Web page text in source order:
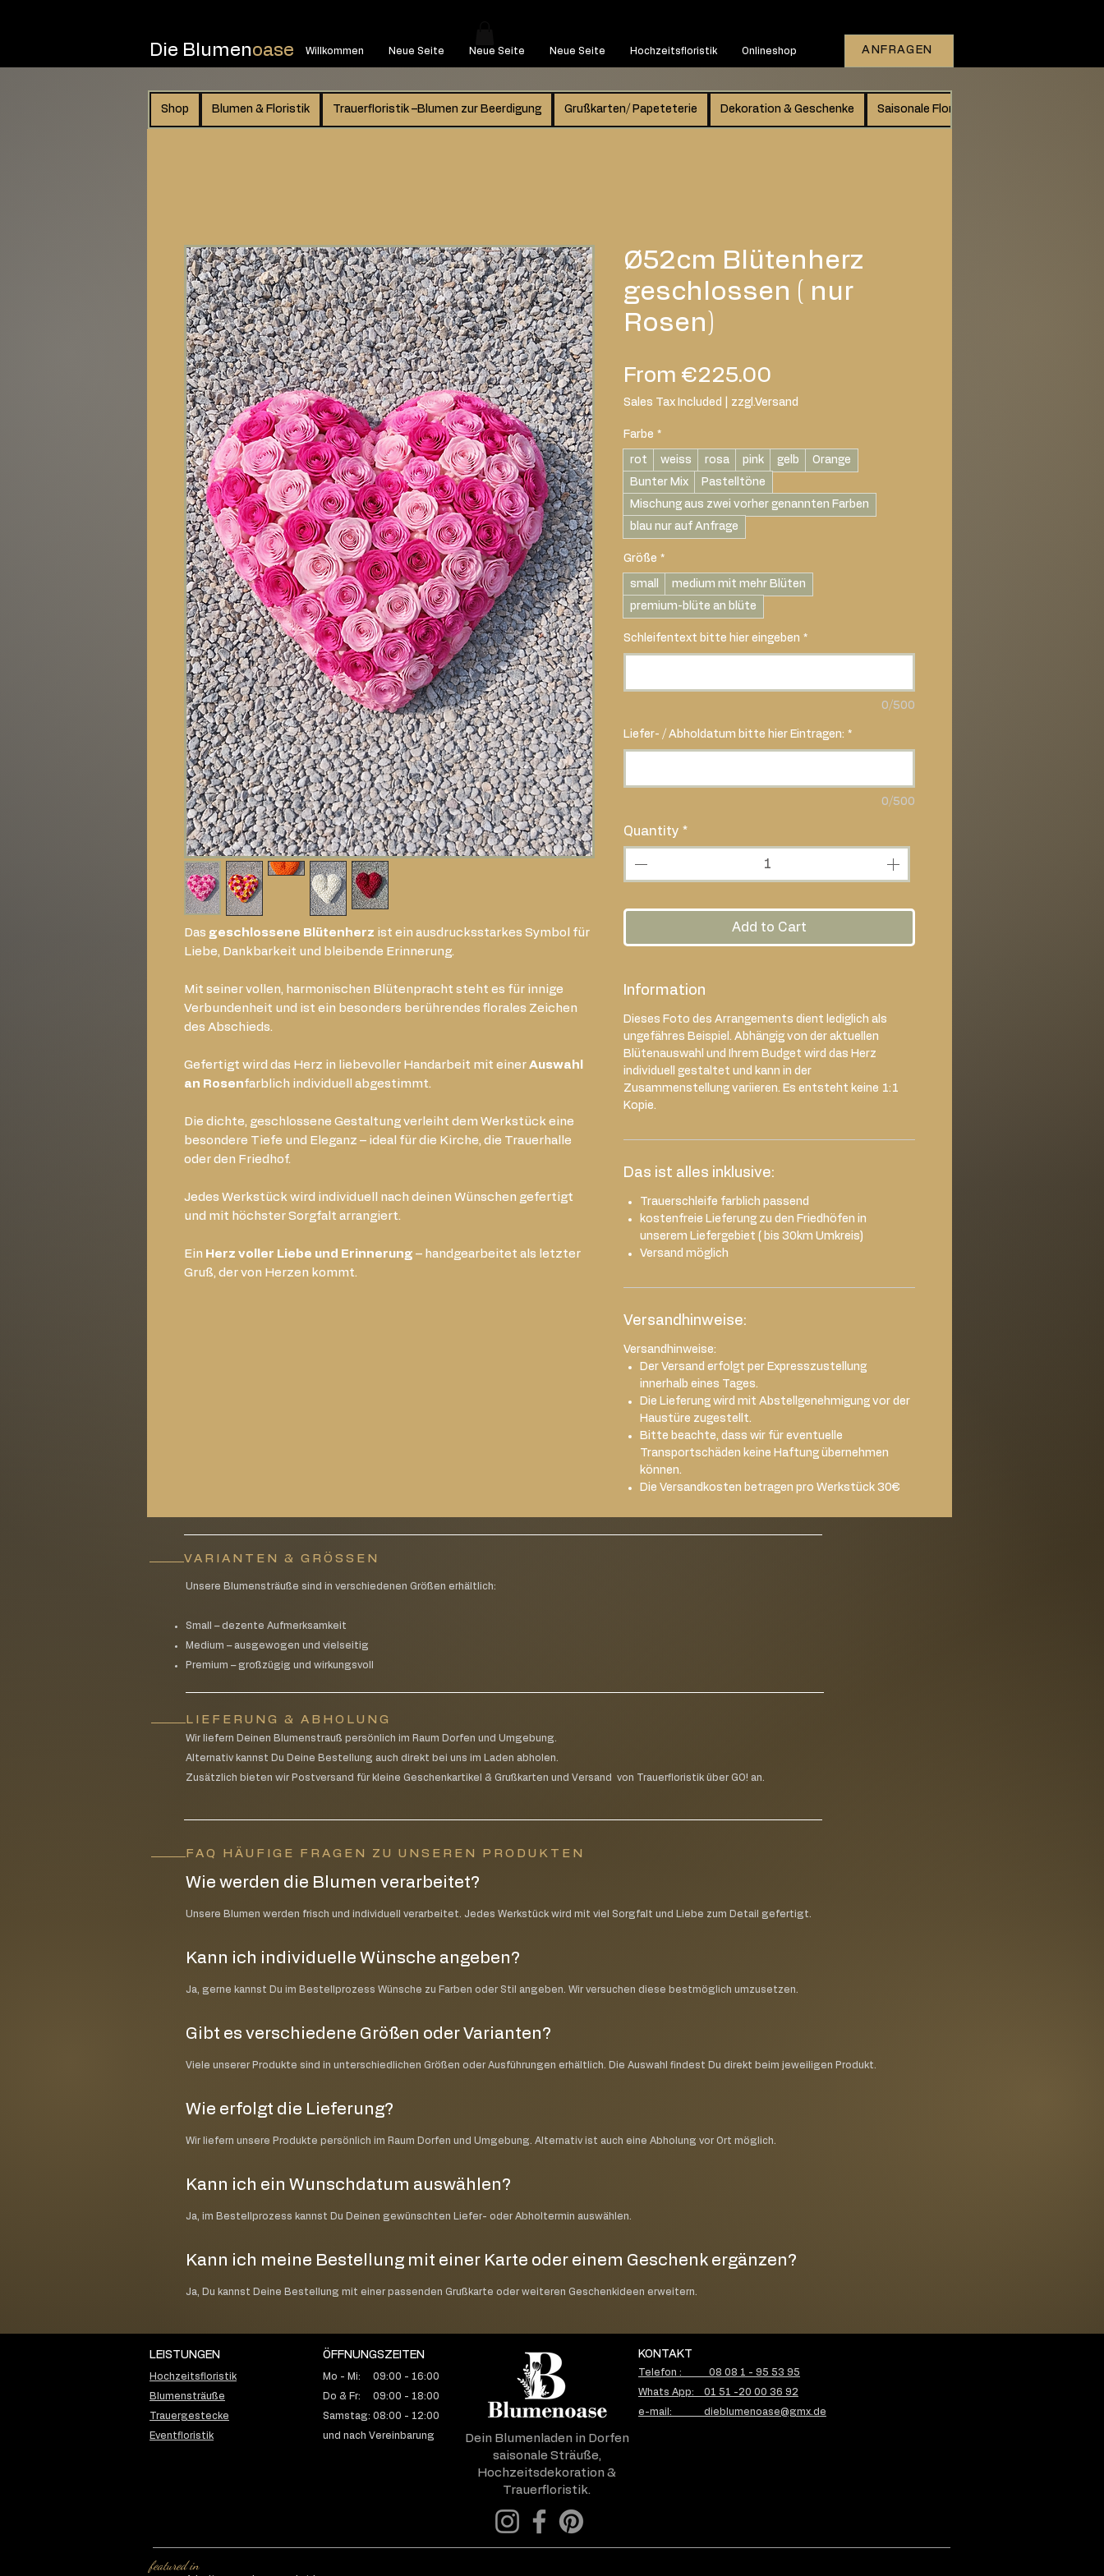
Die Blumenoase Willkommen Neue Seite Neue Seite Neue Seite Hochzeitsfloristik Onlineshop ANFRAGEN
Shop Blumen & Floristik Trauerfloristik –Blumen zur Beerdigung Grußkarten/ Papeteterie Dekoration & Geschenke Saisonale Floristik
Das geschlossene Blütenherz ist ein ausdrucksstarkes Symbol für
Liebe, Dankbarkeit und bleibende Erinnerung.
Mit seiner vollen, harmonischen Blütenpracht steht es für innige
Verbundenheit und ist ein besonders berührendes florales Zeichen
des Abschieds.
Gefertigt wird das Herz in liebevoller Handarbeit mit einer Auswahl
an Rosenfarblich individuell abgestimmt.
Die dichte, geschlossene Gestaltung verleiht dem Werkstück eine
besondere Tiefe und Eleganz – ideal für die Kirche, die Trauerhalle
oder den Friedhof.
Jedes Werkstück wird individuell nach deinen Wünschen gefertigt
und mit höchster Sorgfalt arrangiert.
Ein Herz voller Liebe und Erinnerung – handgearbeitet als letzter
Gruß, der von Herzen kommt.
Ø52cm Blütenherz
geschlossen ( nur
Rosen)
From €225.00
Price
Sales Tax Included zzgl.Versand
Farbe *
rot weiss rosa pink gelb
Orange
Bunter Mix
Pastelltöne
Mischung aus zwei vorher genannten Farben
blau nur auf Anfrage
Größe *
small
medium mit mehr Blüten
premium-blüte an blüte
Schleifentext bitte hier eingeben *
0/500
Liefer- / Abholdatum bitte hier Eintragen: *
0/500
Quantity *
Add to Cart
Information
Dieses Foto des Arrangements dient lediglich als
ungefähres Beispiel. Abhängig von der aktuellen
Blütenauswahl und Ihrem Budget wird das Herz
individuell gestaltet und kann in der
Zusammenstellung variieren. Es entsteht keine 1:1
Kopie.
Das ist alles inklusive:
Trauerschleife farblich passend
kostenfreie Lieferung zu den Friedhöfen in
unserem Liefergebiet ( bis 30km Umkreis)
Versand möglich
Versandhinweise:
Versandhinweise:
Der Versand erfolgt per Expresszustellung
innerhalb eines Tages.
Die Lieferung wird mit Abstellgenehmigung vor der
Haustüre zugestellt.
Bitte beachte, dass wir für eventuelle
Transportschäden keine Haftung übernehmen
können.
Die Versandkosten betragen pro Werkstück 30€
VARIANTEN & GRÖSSEN
Unsere Blumensträuße sind in verschiedenen Größen erhältlich:
Small – dezente Aufmerksamkeit
Medium – ausgewogen und vielseitig
Premium – großzügig und wirkungsvoll
LIEFERUNG & ABHOLUNG
Wir liefern Deinen Blumenstrauß persönlich im Raum Dorfen und Umgebung.
Alternativ kannst Du Deine Bestellung auch direkt bei uns im Laden abholen.
Zusätzlich bieten wir Postversand für kleine Geschenkartikel & Grußkarten und Versand von Trauerfloristik über GO! an.
FAQ HÄUFIGE FRAGEN ZU UNSEREN PRODUKTEN
Wie werden die Blumen verarbeitet?
Unsere Blumen werden frisch und individuell verarbeitet. Jedes Werkstück wird mit viel Sorgfalt und Liebe zum Detail gefertigt.
Kann ich individuelle Wünsche angeben?
Ja, gerne kannst Du im Bestellprozess Wünsche zu Farben oder Stil angeben. Wir versuchen diese bestmöglich umzusetzen.
Gibt es verschiedene Größen oder Varianten?
Viele unserer Produkte sind in unterschiedlichen Größen oder Ausführungen erhältlich. Die Auswahl findest Du direkt beim jeweiligen Produkt.
Wie erfolgt die Lieferung?
Wir liefern unsere Produkte persönlich im Raum Dorfen und Umgebung. Alternativ ist auch eine Abholung vor Ort möglich.
Kann ich ein Wunschdatum auswählen?
Ja, im Bestellprozess kannst Du Deinen gewünschten Liefer- oder Abholtermin auswählen.
Kann ich meine Bestellung mit einer Karte oder einem Geschenk ergänzen?
Ja, Du kannst Deine Bestellung mit einer passenden Grußkarte oder weiteren Geschenkideen erweitern.
LEISTUNGEN
Hochzeitsfloristik
Blumensträuße
Trauergestecke
Eventfloristik
ÖFFNUNGSZEITEN
Mo - Mi: 09:00 - 16:00
Do & Fr: 09:00 - 18:00
Samstag: 08:00 - 12:00
und nach Vereinbarung
Dein Blumenladen in Dorfen
saisonale Sträuße,
Hochzeitsdekoration &
Trauerfloristik.
KONTAKT
Telefon : 08 08 1 - 95 53 95
Whats App: 01 51 -20 00 36 92
e-mail: dieblumenoase@gmx.de
featured in